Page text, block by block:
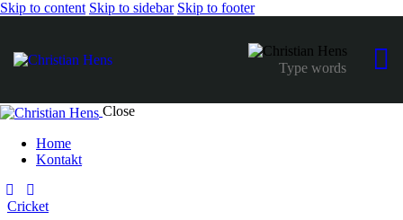
Skip to content Skip to sidebar Skip to footer
Close
Home
Kontakt
Cricket